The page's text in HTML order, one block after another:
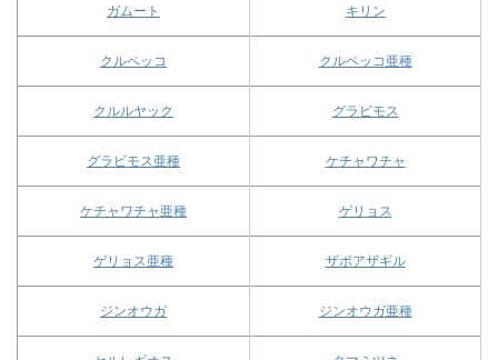
ガムート キリン
クルペッコ クルペッコ亜種
クルルヤック グラビモス
グラビモス亜種 ケチャワチャ
ケチャワチャ亜種 ゲリョス
ゲリョス亜種 ザボアザギル
ジンオウガ ジンオウガ亜種